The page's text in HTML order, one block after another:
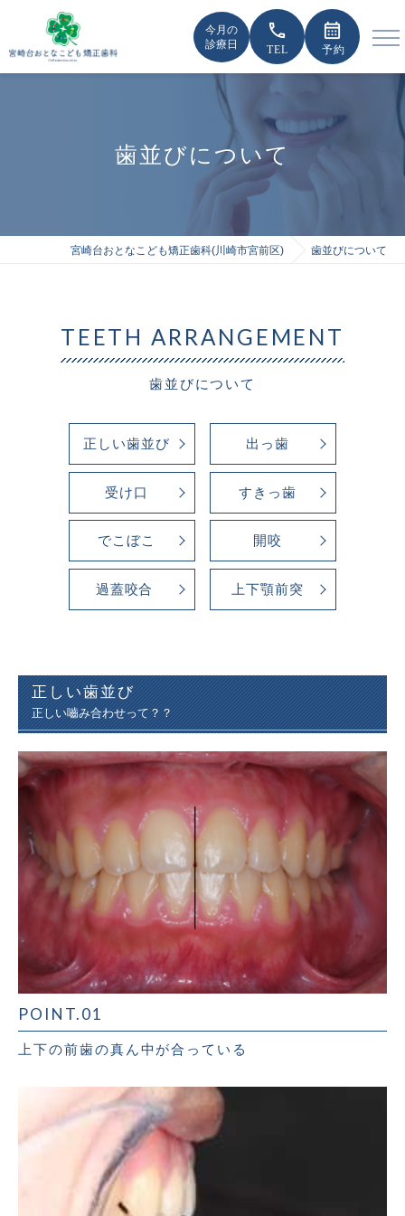
今月の
診療日
call calendar_month
歯並びについて
宮崎台おとなこども矯正歯科(川崎市宮前区) 歯並びについて
歯並びについて
TEETH ARRANGEMENT
正しい歯並び 出っ歯
受け口 すきっ歯
でこぼこ 開咬
過蓋咬合 上下顎前突
正しい歯並び
正しい嚙み合わせって？？
POINT.01
上下の前歯の真ん中が合っている